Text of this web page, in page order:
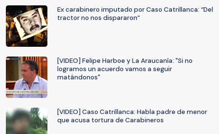
Ex carabinero imputado por Caso Catrillanca: “Del
tractor no nos dispararon”
[VIDEO] Felipe Harboe y La Araucanía: "Si no
logramos un acuerdo vamos a seguir
matándonos"
[VIDEO] Caso Catrillanca: Habla padre de menor
que acusa tortura de Carabineros